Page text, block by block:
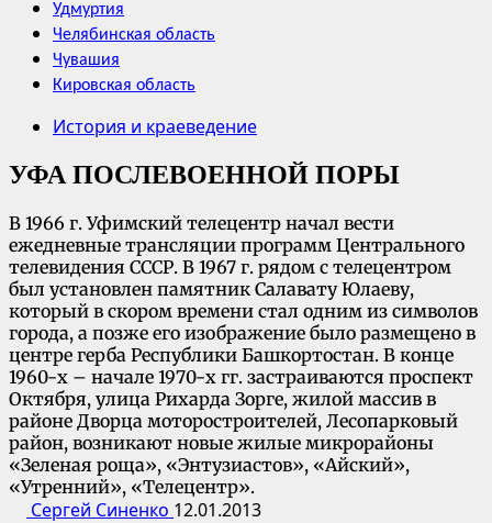
Удмуртия
Челябинская область
Чувашия
Кировская область
История и краеведение
УФА ПОСЛЕВОЕННОЙ ПОРЫ
В 1966 г. Уфимский телецентр начал вести
ежедневные трансляции программ Центрального
телевидения СССР. В 1967 г. рядом с телецентром
был установлен памятник Салавату Юлаеву,
который в скором времени стал одним из символов
города, а позже его изображение было размещено в
центре герба Республики Башкортостан. В конце
1960-х – начале 1970-х гг. застраиваются проспект
Октября, улица Рихарда Зорге, жилой массив в
районе Дворца моторостроителей, Лесопарковый
район, возникают новые жилые микрорайоны
«Зеленая роща», «Энтузиастов», «Айский»,
«Утренний», «Телецентр».
Сергей Синенко 12.01.2013